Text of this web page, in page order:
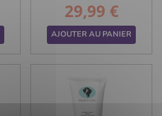
Prix
29,99 €
AJOUTER AU PANIER